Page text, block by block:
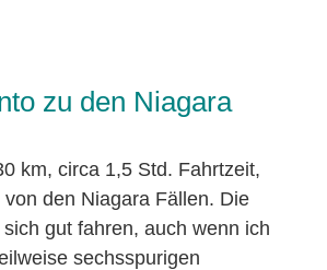
zu den Niagara
km, circa 1,5 Std. Fahrtzeit,
den Niagara Fällen. Die
gut fahren, auch wenn ich
sechsspurigen